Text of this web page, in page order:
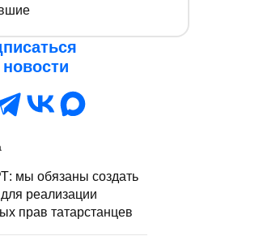
новости
мы обязаны создать
реализации
прав татарстанцев